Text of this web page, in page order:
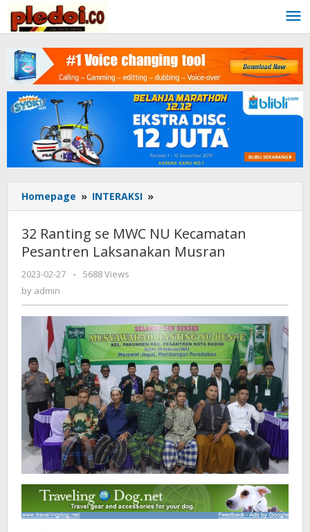
content
Homepage » INTERAKSI »
Ranting
MWC
NU
32 Ranting se MWC NU Kecamatan
Pesantren Laksanakan Musran
2023-02-27
by
-
5688 Views
by admin